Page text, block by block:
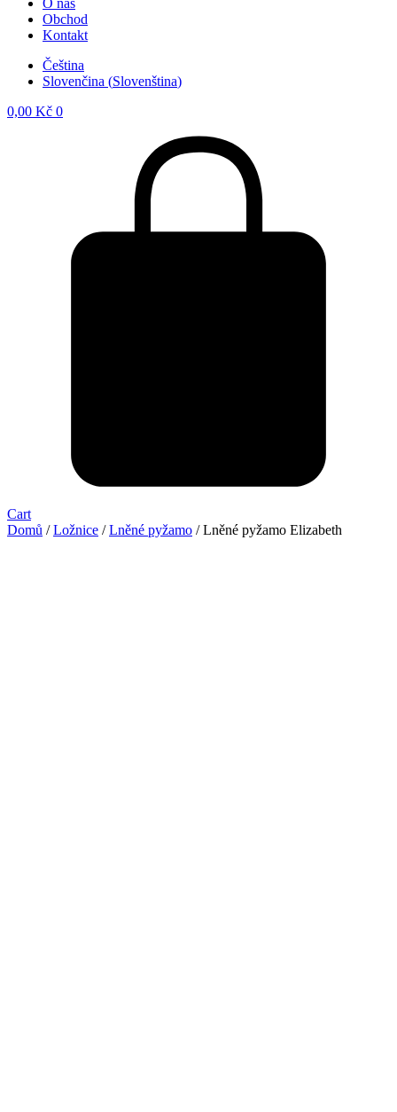
Obchod
Kontakt
Čeština
Slovenčina (Slovenština)
0,00 Kč 0
Cart
Domů /Ložnice /Lněné pyžamo / Lněné pyžamo Elizabeth